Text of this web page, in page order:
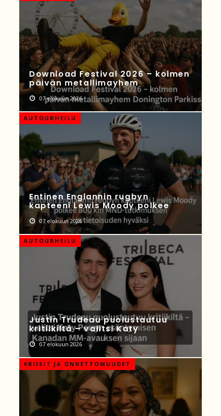
Download Festival 2026 – kolmen
päivän metallimayhem
07 elokuun 2026
AUTOURHEILU
Entinen Englannin rugbyn
kapteeni Lewis Moody polkee
07 elokuun 2026
AUTOURHEILU
Justin Trudeau puolustautuu
kritiikiltä – valitsi Katy
07 elokuun 2026
KRIISIT JA ONNETTOMUUDET